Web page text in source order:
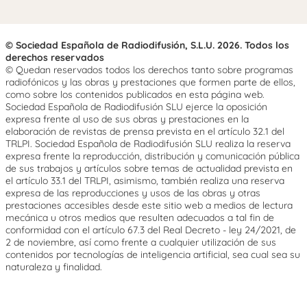
© Sociedad Española de Radiodifusión, S.L.U. 2026. Todos los
derechos reservados
© Quedan reservados todos los derechos tanto sobre programas
radiofónicos y las obras y prestaciones que formen parte de ellos,
como sobre los contenidos publicados en esta página web.
Sociedad Española de Radiodifusión SLU ejerce la oposición
expresa frente al uso de sus obras y prestaciones en la
elaboración de revistas de prensa prevista en el artículo 32.1 del
TRLPI. Sociedad Española de Radiodifusión SLU realiza la reserva
expresa frente la reproducción, distribución y comunicación pública
de sus trabajos y artículos sobre temas de actualidad prevista en
el artículo 33.1 del TRLPI, asimismo, también realiza una reserva
expresa de las reproducciones y usos de las obras y otras
prestaciones accesibles desde este sitio web a medios de lectura
mecánica u otros medios que resulten adecuados a tal fin de
conformidad con el artículo 67.3 del Real Decreto - ley 24/2021, de
2 de noviembre, así como frente a cualquier utilización de sus
contenidos por tecnologías de inteligencia artificial, sea cual sea su
naturaleza y finalidad.